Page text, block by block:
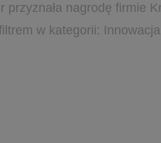
przyznała nagrodę firmie
w kategorii: